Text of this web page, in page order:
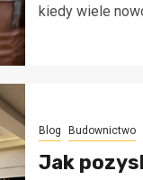
kiedy wiele
Blog Budownictwo
Jak